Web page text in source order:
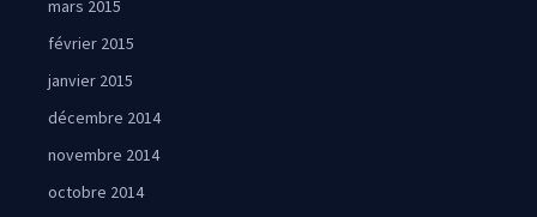
mars 2015
février 2015
janvier 2015
décembre 2014
novembre 2014
octobre 2014